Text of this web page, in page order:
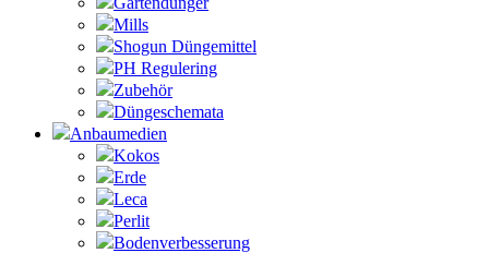
Mills
Shogun Düngemittel
PH Regulering
Zubehör
Düngeschemata
Anbaumedien
Kokos
Erde
Leca
Perlit
Bodenverbesserung